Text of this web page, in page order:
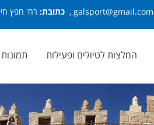
galsport@gmail.com , כתובת: רח' חפץ חיים 20 תל-
המלצות לטיולים ופעילות